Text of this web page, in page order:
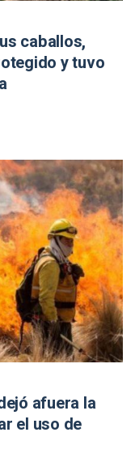
caballos,
y tuvo
afuera la
el uso de